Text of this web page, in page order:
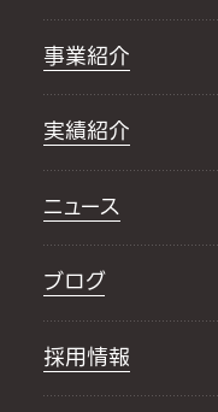
事業紹介
実績紹介
ニュース
ブログ
採用情報